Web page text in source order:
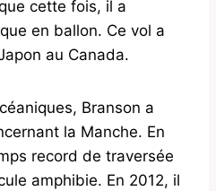
cette fois, il a
en ballon. Ce vol a
au Canada.
Branson a
la Manche. En
record de traversée
amphibie. En 2012, il